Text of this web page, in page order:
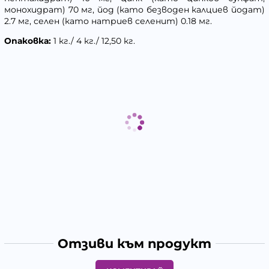
монохидрат) 70 мг, йод (като безводен калциев йодат)
2.7 мг, селен (като натриев селенит) 0.18 мг.
Опаковка: 1 кг./ 4 кг./ 12,50 кг.
Отзиви към продукт